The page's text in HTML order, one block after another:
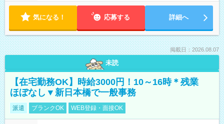
気になる！ 応募する 詳細へ
掲載日：2026.08.07
未読
【在宅勤務OK】時給3000円！10～16時＊残業
ほぼなし▼新日本橋で一般事務
派遣 ブランクOK WEB登録・面接OK